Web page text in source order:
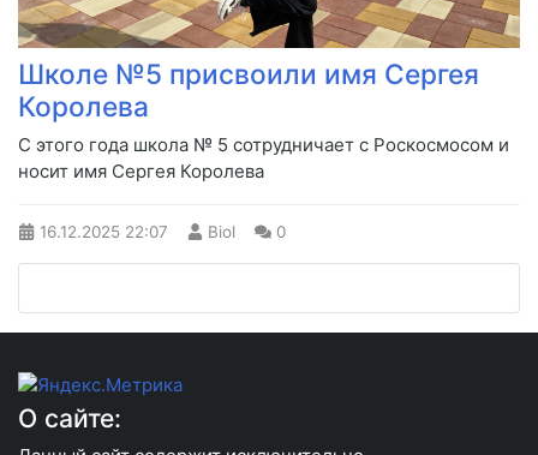
Школе №5 присвоили имя Сергея
Королева
С этого года школа № 5 сотрудничает с Роскосмосом и
носит имя Сергея Королева
16.12.2025 22:07 Biol 0
О сайте: